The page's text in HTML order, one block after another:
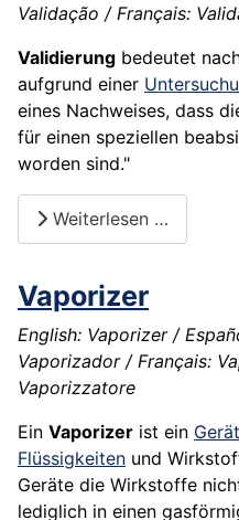
Validação / Français:
Validierung bedeutet
aufgrund einer
eines Nachweises, dass
für einen speziellen
worden sind."
Weiterlesen …
Vaporizer
English: Vaporizer /
Vaporizador / Français:
Vaporizzatore
Ein Vaporizer ist ein Gerät
Flüssigkeiten und
Geräte die Wirkstoffe
lediglich in einen